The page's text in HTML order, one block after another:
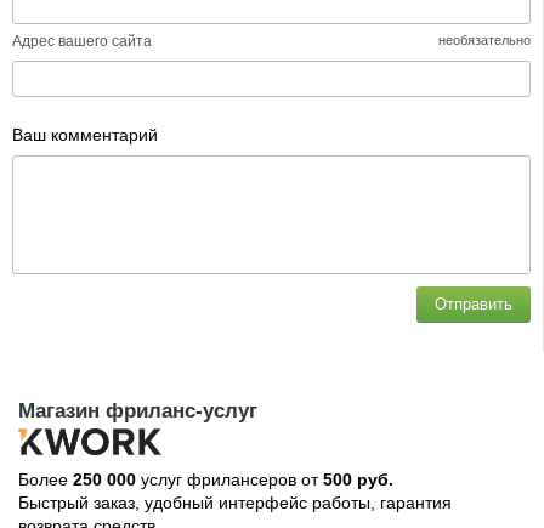
Адрес вашего сайта необязательно
Ваш комментарий
Отправить
Магазин фриланс-услуг
Более 250 000 услуг фрилансеров от500 руб.
Быстрый заказ, удобный интерфейс работы, гарантия